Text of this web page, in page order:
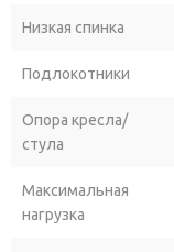
Низкая спинка
Подлокотники
Опора кресла/
стула
Максимальная
нагрузка